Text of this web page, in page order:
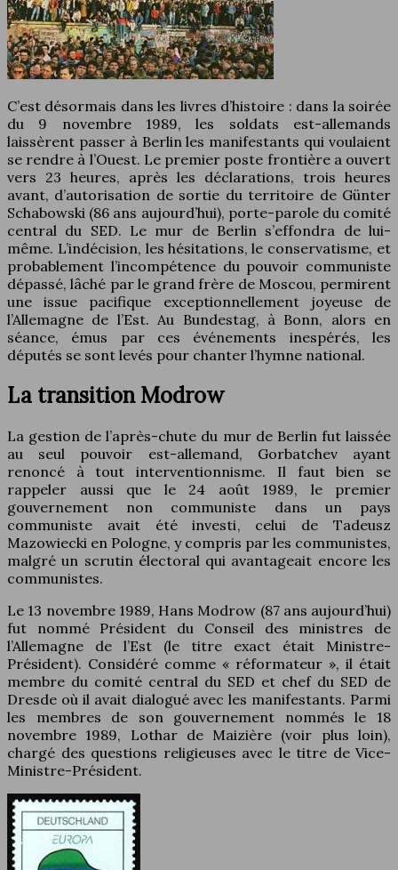
C’est désormais dans les livres d’histoire : dans la soirée
du 9 novembre 1989, les soldats est-allemands
laissèrent passer à Berlin les manifestants qui voulaient
se rendre à l’Ouest. Le premier poste frontière a ouvert
vers 23 heures, après les déclarations, trois heures
avant, d’autorisation de sortie du territoire de Günter
Schabowski (86 ans aujourd’hui), porte-parole du comité
central du SED. Le mur de Berlin s’effondra de lui-
même. L’indécision, les hésitations, le conservatisme, et
probablement l’incompétence du pouvoir communiste
dépassé, lâché par le grand frère de Moscou, permirent
une issue pacifique exceptionnellement joyeuse de
l’Allemagne de l’Est. Au Bundestag, à Bonn, alors en
séance, émus par ces événements inespérés, les
députés se sont levés pour chanter l’hymne national.
La transition Modrow
La gestion de l’après-chute du mur de Berlin fut laissée
au seul pouvoir est-allemand, Gorbatchev ayant
renoncé à tout interventionnisme. Il faut bien se
rappeler aussi que le 24 août 1989, le premier
gouvernement non communiste dans un pays
communiste avait été investi, celui de Tadeusz
Mazowiecki en Pologne, y compris par les communistes,
malgré un scrutin électoral qui avantageait encore les
communistes.
Le 13 novembre 1989, Hans Modrow (87 ans aujourd’hui)
fut nommé Président du Conseil des ministres de
l’Allemagne de l’Est (le titre exact était Ministre-
Président). Considéré comme « réformateur », il était
membre du comité central du SED et chef du SED de
Dresde où il avait dialogué avec les manifestants. Parmi
les membres de son gouvernement nommés le 18
novembre 1989, Lothar de Maizière (voir plus loin),
chargé des questions religieuses avec le titre de Vice-
Ministre-Président.